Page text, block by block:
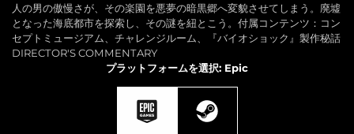
人の男の傲慢さが、その楽園を悪夢の暗黒郷へ変貌させてしまう。廃墟
となった海底都市を探索し、その謎を紐とこう。付属コンテンツ：コン
セプトミュージアム、チャレンジルーム、『バイオショック』製作秘話
DIRECTOR'S COMMENTARY
プラットフォームを選択: Epic